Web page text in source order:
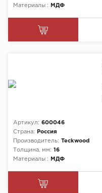
Материалы :
МДФ
Артикул: 600046
Страна:
Россия
Производитель: Teckwood
Толщина, мм: 16
Материалы :
МДФ